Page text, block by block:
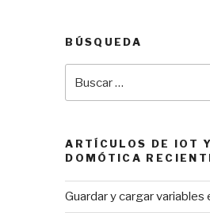
BÚSQUEDA
por:
ARTÍCULOS DE IOT Y
DOMÓTICA
Guardar y cargar variables